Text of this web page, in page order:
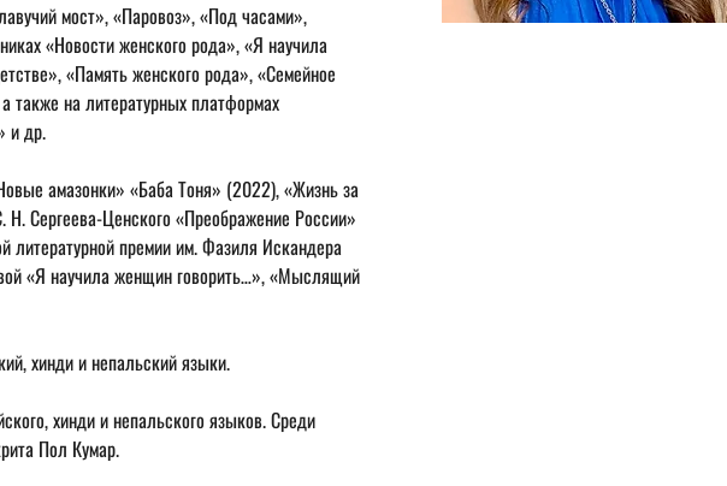
мост», «Паровоз», «Под часами»,
«Новости женского рода», «Я научила
«Память женского рода», «Семейное
также на литературных платформах
и др.
амазонки» «Баба Тоня» (2022), «Жизнь за
Сергеева-Ценского «Преображение России»
премии им. Фазиля Искандера
«Я научила женщин говорить…», «Мыслящий
хинди и непальский языки.
хинди и непальского языков. Среди
Пол Кумар.